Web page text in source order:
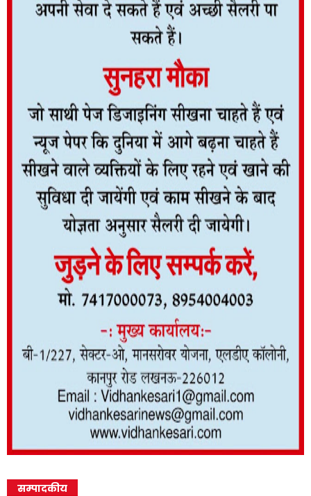
सम्पादकीय